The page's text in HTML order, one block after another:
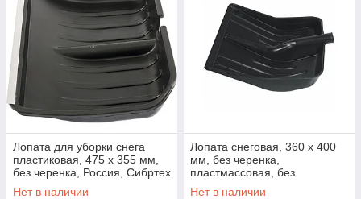
Лопата для уборки снега
пластиковая, 475 х 355 мм,
без черенка, Россия, Сибртех
Нет в наличии
Лопата снеговая, 360 х 400
мм, без черенка,
пластмассовая, без
окантовки, Россия, Сибртех
Нет в наличии